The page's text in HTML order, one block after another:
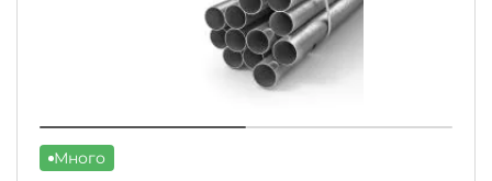
Много